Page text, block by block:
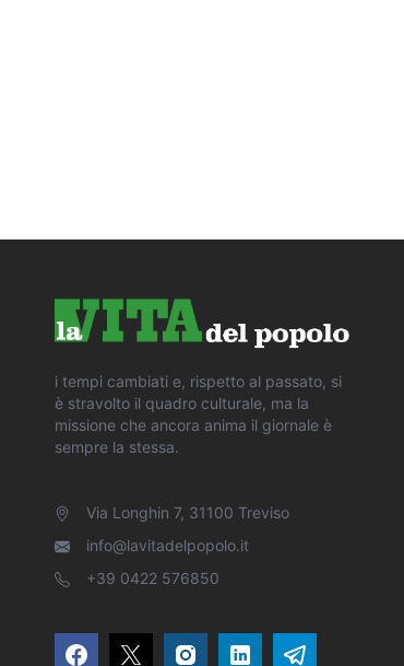
i tempi cambiati e, rispetto al passato, si
è stravolto il quadro culturale, ma la
missione che ancora anima il giornale è
sempre la stessa.
Via Longhin 7, 31100 Treviso
info@lavitadelpopolo.it
+39 0422 576850